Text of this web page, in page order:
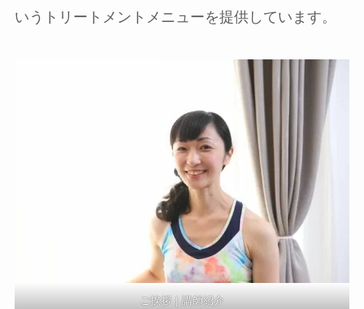
いうトリートメントメニューを提供しています。
ご挨拶｜講師紹介